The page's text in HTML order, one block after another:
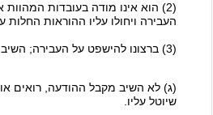
(2) הוא אינו מודה בעובדות
העבירה ויחולו עליו ההוראות
(3) ברצונו להישפט על העבירה; השיב כאמור, יחולו הוראות סעיפים 13 ו-14.
(ג) לא השיב מקבל ההודעה, רואים
שיוטל עליו.